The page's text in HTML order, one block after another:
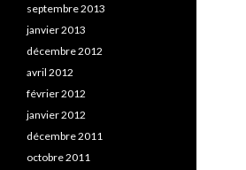
septembre 2013
janvier 2013
décembre 2012
avril 2012
février 2012
janvier 2012
décembre 2011
octobre 2011